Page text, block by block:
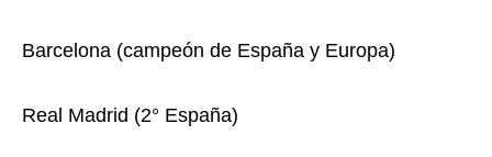
Barcelona (campeón de España y Europa)
Real Madrid (2° España)